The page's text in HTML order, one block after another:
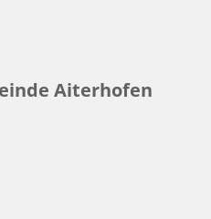
Aiterhofen